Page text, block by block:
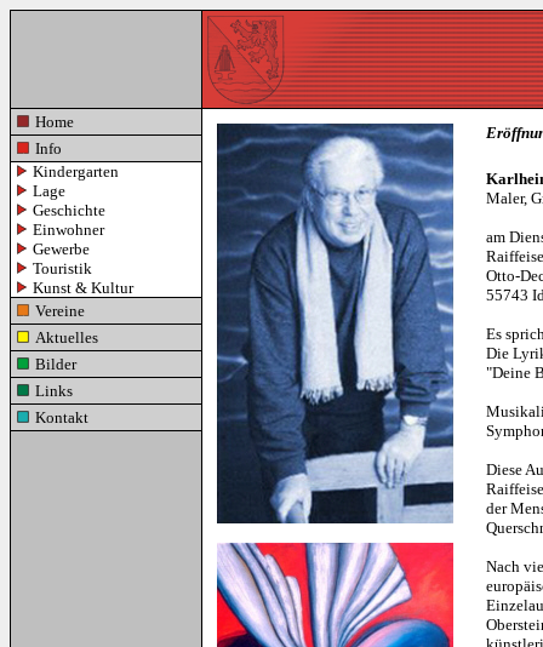
Home
Info
Kindergarten
Lage
Geschichte
Einwohner
Gewerbe
Touristik
Kunst & Kultur
Vereine
Aktuelles
Bilder
Links
Kontakt
Maler,
am
Otto-
55743
Es
Die
"Deine
Diese
der
Nach